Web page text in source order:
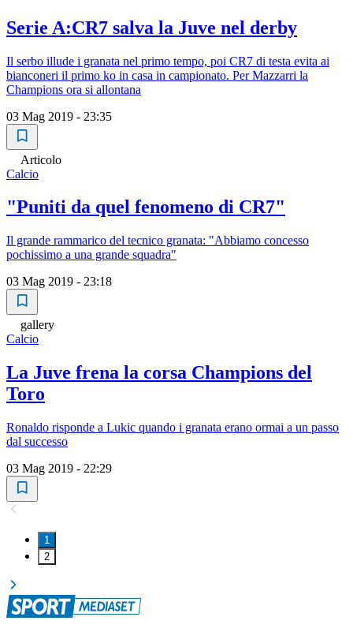
Serie A:CR7 salva la Juve nel derby
Il serbo illude i granata nel primo tempo, poi CR7 di testa evita ai
bianconeri il primo ko in casa in campionato. Per Mazzarri la
Champions ora si allontana
03 Mag 2019 - 23:35
Articolo
Calcio
"Puniti da quel fenomeno di CR7"
Il grande rammarico del tecnico granata: "Abbiamo concesso
pochissimo a una grande squadra"
03 Mag 2019 - 23:18
gallery
Calcio
La Juve frena la corsa Champions del
Toro
Ronaldo risponde a Lukic quando i granata erano ormai a un passo
dal successo
03 Mag 2019 - 22:29
1
2